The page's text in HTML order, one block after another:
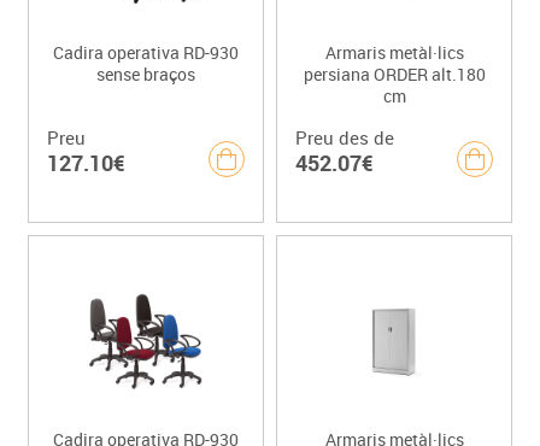
Cadira operativa RD-930
sense braços
Preu
127.10€
Armaris metàl·lics
persiana ORDER alt.180
cm
Preu des de
452.07€
Cadira operativa RD-930 Armaris metàl·lics